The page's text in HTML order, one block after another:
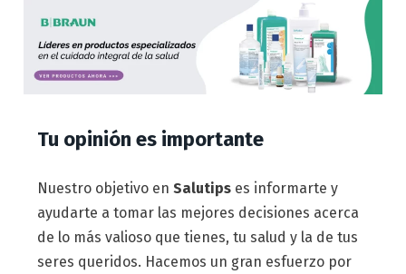
Tu opinión es importante
Nuestro objetivo en Salutipses informarte y
ayudarte a tomar las mejores decisiones acerca
de lo más valioso que tienes, tu salud y la de tus
seres queridos. Hacemos un gran esfuerzo por